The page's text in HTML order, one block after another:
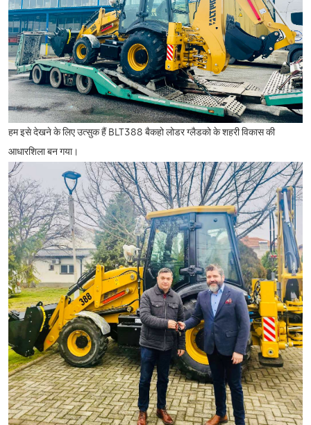
हम इसे देखने के लिए उत्सुक हैंBLT388 बैकहो लोडरग्लैडको के शहरी विकास की
आधारशिला बन गया।